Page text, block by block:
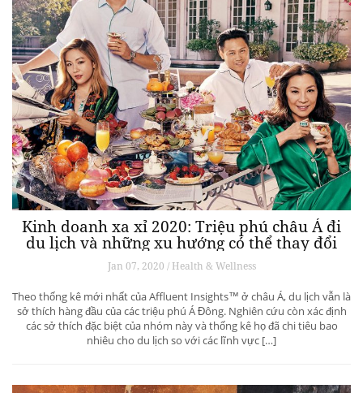
Kinh doanh xa xỉ 2020: Triệu phú châu Á đi
du lịch và những xu hướng có thể thay đổi
ngành du lịch thượng lưu
Jan 07, 2020 / Health & Wellness
Theo thống kê mới nhất của Affluent Insights™ ở châu Á, du lịch vẫn là
sở thích hàng đầu của các triệu phú Á Đông. Nghiên cứu còn xác định
các sở thích đặc biệt của nhóm này và thống kê họ đã chi tiêu bao
nhiêu cho du lịch so với các lĩnh vực […]